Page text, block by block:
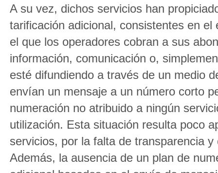
A su vez, dichos servicios han
tarificación adicional, consistentes en
el que los operadores cobran a sus
información, comunicación o,
esté difundiendo a través de un medio
envían un mensaje a un número corto
numeración no atribuido a ningún
utilización. Esta situación resulta poco
servicios, por la falta de transparencia
Además, la ausencia de un plan de